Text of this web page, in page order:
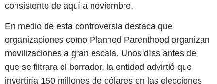
consistente de aquí a noviembre.
En medio de esta controversia destaca que
organizaciones como Planned Parenthood organizan
movilizaciones a gran escala. Unos días antes de
que se filtrara el borrador, la entidad advirtió que
invertiría 150 millones de dólares en las elecciones